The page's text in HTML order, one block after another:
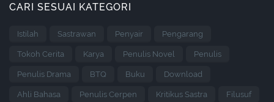
CARI SESUAI KATEGORI
Istilah Sastrawan Penyair Pengarang
Tokoh Cerita Karya Penulis Novel Penulis
Penulis Drama BTQ Buku Download
Ahli Bahasa Penulis Cerpen Kritikus Sastra Filusuf